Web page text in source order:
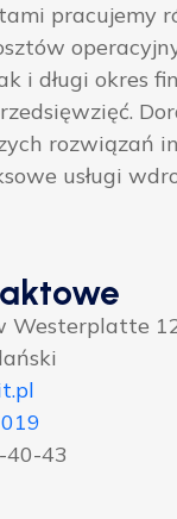
pracujemy
i długi okres
rozwiązań
usługi
Westerplatte
40-43